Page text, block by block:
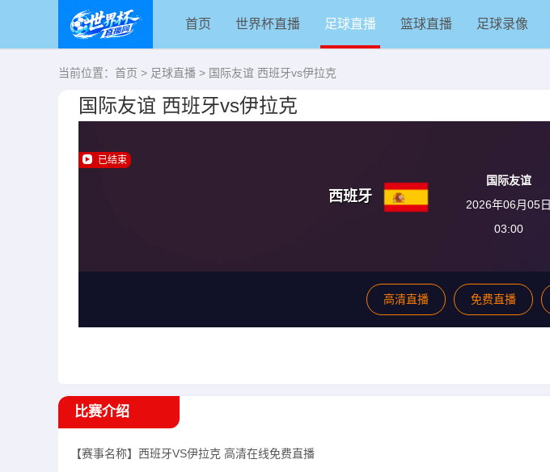
首页 世界杯直播 足球直播 篮球直播 足球录像
当前位置： 首页 > 足球直播 > 国际友谊 西班牙vs伊拉克
国际友谊 西班牙vs伊拉克
已结束
西班牙
国际友谊
2026年06月05日
03:00
高清直播 免费直播
比赛介绍
【赛事名称】 西班牙VS伊拉克 高清在线免费直播